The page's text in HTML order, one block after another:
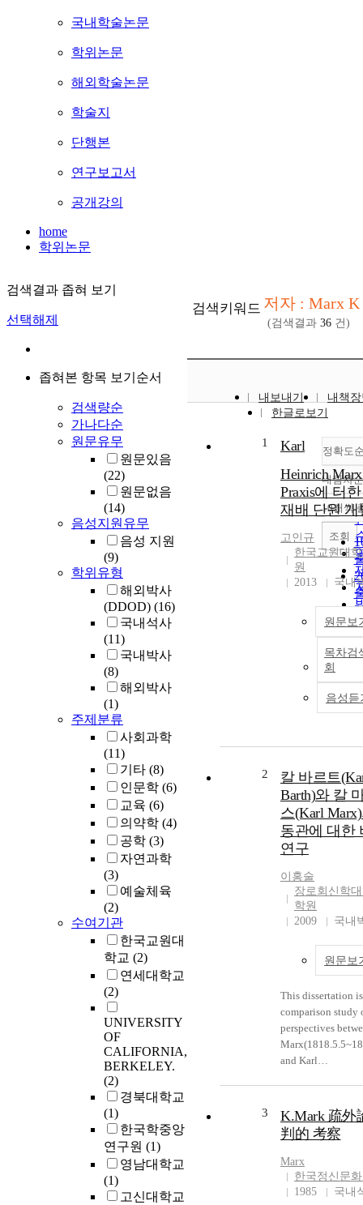
국내학술논문
학위논문
해외학술논문
학술지
단행본
연구보고서
공개강의
home
학위논문
검색결과 좁혀 보기
선택해제
좁혀본 항목 보기순서
검색량순
가나다순
원문유무
원문있음
(22)
원문없음
(14)
음성지원유무
음성 지원
(9)
학위유형
해외박사
(DDOD) (16)
국내석사
(11)
국내박사
(8)
해외박사
(1)
주제분류
사회과학
(11)
기타 (8)
인문학 (6)
교육 (6)
의약학 (4)
공학 (3)
자연과학
(3)
예술체육
(2)
수여기관
한국교원대
학교 (2)
연세대학교
(2)
UNIVERSITY
OF
CALIFORNIA,
BERKELEY.
(2)
경북대학교
(1)
한국학중앙
연구원 (1)
영남대학교
(1)
고신대학교
검색키워드 저자 : Marx K
(검색결과 36 건)
내보내기
내책
한글로보기
정확도
내림차순
10개씩
조회
1
Karl
Heinrich
Praxis에 터
재배 단원 개
고인규
한국교원대
원
2013
국내
원문보
목차검
회
음성듣
2
칼 바르트
Barth)와 칼
스(Karl
동관에 대한
연구
이홍술
장로회신학
학원
2009
국내
원문보
This dissertation is
comparison study
perspectives
and Karl
their labor
dissertation is
one of the most
things which are
the Bible and
important thing
3
K.Mark 疏外
判的 考察
Marx
한국정신문
1985
국내